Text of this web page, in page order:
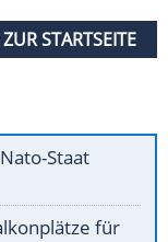
STARTSEITE
Staat
für